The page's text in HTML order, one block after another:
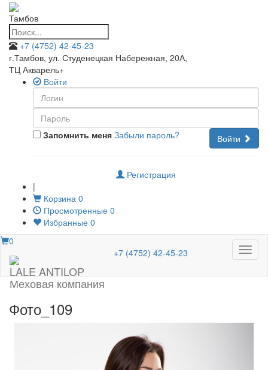
Тамбов
+7 (4752) 42-45-23
г.Тамбов, ул. Студенецкая Набережная, 20А,
ТЦ Акварель+
Войти
Запомнить меня Войти
Забыли пароль?
Регистрация
|
Корзина 0
Просмотренные 0
Избранные 0
Меню
0
LALE ANTILOP
Меховая компания
+7 (4752) 42-45-23
Фото_109